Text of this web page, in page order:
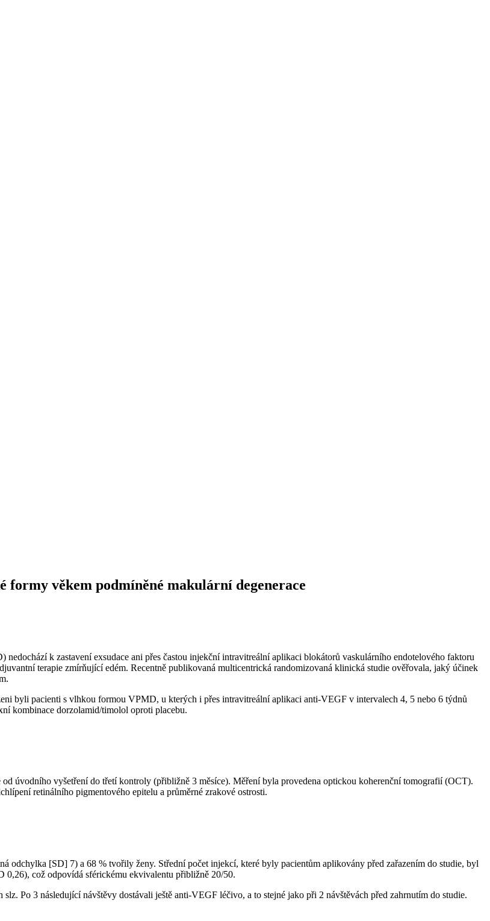
věkem podmíněné makulární degenerace
k zastavení exsudace ani přes častou injekční intravitreální aplikaci blokátorů vaskulárního endotelového faktoru
terapie zmírňující edém. Recentně publikovaná multicentrická randomizovaná klinická studie ověřovala, jaký účinek
byli pacienti s vlhkou formou VPMD, u kterých i přes intravitreální aplikaci anti-VEGF v intervalech 4, 5 nebo 6 týdnů
kombinace dorzolamid/timolol oproti placebu.
úvodního vyšetření do třetí kontroly (přibližně 3 měsíce). Měření byla provedena optickou koherenční tomografií (OCT).
retinálního pigmentového epitelu a průměrné zrakové ostrosti.
odchylka [SD] 7) a 68 % tvořily ženy. Střední počet injekcí, které byly pacientům aplikovány před zařazením do studie, byl
což odpovídá sférickému ekvivalentu přibližně 20/50.
Po 3 následující návštěvy dostávali ještě anti-VEGF léčivo, a to stejné jako při 2 návštěvách před zahrnutím do studie.